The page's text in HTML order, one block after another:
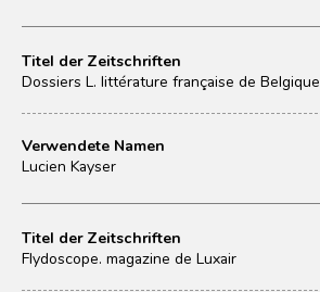
Titel der Zeitschriften
Dossiers L. littérature française de Belgique
Verwendete Namen
Lucien Kayser
Titel der Zeitschriften
Flydoscope. magazine de Luxair